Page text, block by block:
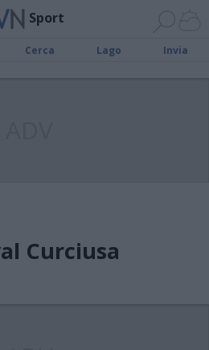
Sport
Cerca Lago Invia
Curciusa